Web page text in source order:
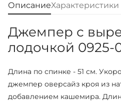
ОписаниеХарактеристики
Джемпер с
лодочкой 0925-
Длина по спинке - 51 см.
джемпер оверсайз кроя из
добавлением кашемира.